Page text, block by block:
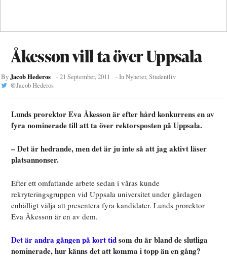
Åkesson vill ta över Uppsala
ByJacob Hederos -21 September, 2011 - InNyheter,Studentliv
@Jacob Hederos
Lunds prorektor Eva Åkesson är efter hård konkurrens en av
fyra nominerade till att ta över rektorsposten på Uppsala.
– Det är hedrande, men det är ju inte så att jag aktivt läser
platsannonser.
Efter ett omfattande arbete sedan i våras kunde
rekryteringsgruppen vid Uppsala universitet under gårdagen
enhälligt välja att presentera fyra kandidater. Lunds prorektor
Eva Åkesson är en av dem.
Det är andra gången på kort tidsom du är bland de slutliga
nominerade, hur känns det att komma i topp än en gång?